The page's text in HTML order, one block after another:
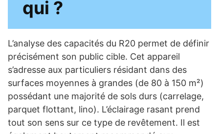
qui ?
L’analyse des capacités du R20 permet de définir
précisément son public cible. Cet appareil
s’adresse aux particuliers résidant dans des
surfaces moyennes à grandes (de 80 à 150 m²)
possédant une majorité de sols durs (carrelage,
parquet flottant, lino). L’éclairage rasant prend
tout son sens sur ce type de revêtement. Il est